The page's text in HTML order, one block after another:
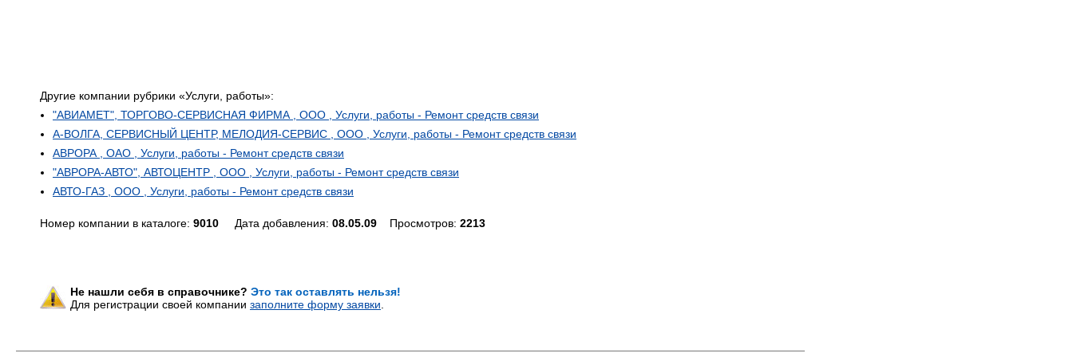
Другие компании рубрики «Услуги, работы»:
"АВИАМЕТ", ТОРГОВО-СЕРВИСНАЯ ФИРМА , ООО , Услуги, работы - Ремонт средств связи
А-ВОЛГА, СЕРВИСНЫЙ ЦЕНТР, МЕЛОДИЯ-СЕРВИС , ООО , Услуги, работы - Ремонт средств связи
АВРОРА , ОАО , Услуги, работы - Ремонт средств связи
"АВРОРА-АВТО", АВТОЦЕНТР , ООО , Услуги, работы - Ремонт средств связи
АВТО-ГАЗ , ООО , Услуги, работы - Ремонт средств связи
Номер компании в каталоге: 9010 Дата добавления: 08.05.09 Просмотров: 2213
Не нашли себя в справочнике? Это так оставлять нельзя!
Для регистрации своей компании заполните форму заявки